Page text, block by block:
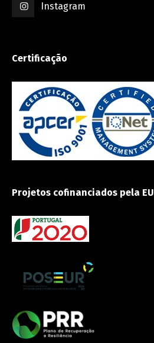
Instagram
Certificação
Projetos cofinanciados pela EU